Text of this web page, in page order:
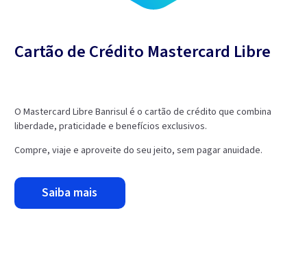
Cartão de Crédito Mastercard Libre
O Mastercard Libre Banrisul é o cartão de crédito que combina
liberdade, praticidade e benefícios exclusivos.
Compre, viaje e aproveite do seu jeito, sem pagar anuidade.
saiba mais